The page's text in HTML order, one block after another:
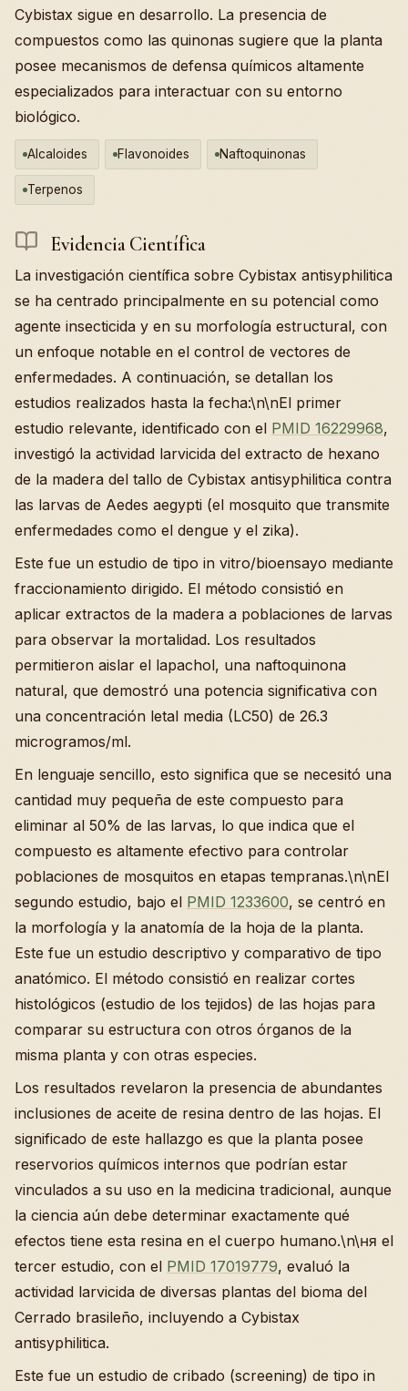
Cybistax sigue en desarrollo. La presencia de
compuestos como las quinonas sugiere que la planta
posee mecanismos de defensa químicos altamente
especializados para interactuar con su entorno
biológico.
Alcaloides Flavonoides Naftoquinonas
Terpenos
Evidencia Científica
La investigación científica sobre Cybistax antisyphilitica
se ha centrado principalmente en su potencial como
agente insecticida y en su morfología estructural, con
un enfoque notable en el control de vectores de
enfermedades. A continuación, se detallan los
estudios realizados hasta la fecha:\n\nEl primer
estudio relevante, identificado con el PMID 16229968,
investigó la actividad larvicida del extracto de hexano
de la madera del tallo de Cybistax antisyphilitica contra
las larvas de Aedes aegypti (el mosquito que transmite
enfermedades como el dengue y el zika).
Este fue un estudio de tipo in vitro/bioensayo mediante
fraccionamiento dirigido. El método consistió en
aplicar extractos de la madera a poblaciones de larvas
para observar la mortalidad. Los resultados
permitieron aislar el lapachol, una naftoquinona
natural, que demostró una potencia significativa con
una concentración letal media (LC50) de 26.3
microgramos/ml.
En lenguaje sencillo, esto significa que se necesitó una
cantidad muy pequeña de este compuesto para
eliminar al 50% de las larvas, lo que indica que el
compuesto es altamente efectivo para controlar
poblaciones de mosquitos en etapas tempranas.\n\nEl
segundo estudio, bajo el PMID 1233600, se centró en
la morfología y la anatomía de la hoja de la planta.
Este fue un estudio descriptivo y comparativo de tipo
anatómico. El método consistió en realizar cortes
histológicos (estudio de los tejidos) de las hojas para
comparar su estructura con otros órganos de la
misma planta y con otras especies.
Los resultados revelaron la presencia de abundantes
inclusiones de aceite de resina dentro de las hojas. El
significado de este hallazgo es que la planta posee
reservorios químicos internos que podrían estar
vinculados a su uso en la medicina tradicional, aunque
la ciencia aún debe determinar exactamente qué
efectos tiene esta resina en el cuerpo humano.\n\ня el
tercer estudio, con el PMID 17019779, evaluó la
actividad larvicida de diversas plantas del bioma del
Cerrado brasileño, incluyendo a Cybistax
antisyphilitica.
Este fue un estudio de cribado (screening) de tipo in